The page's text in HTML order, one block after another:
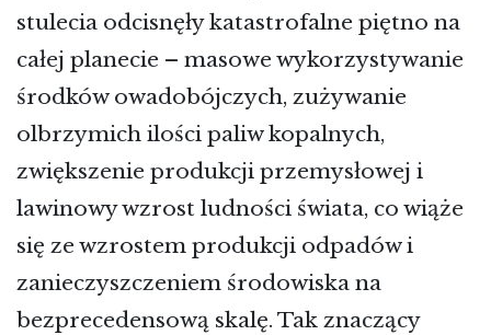
stulecia odcisnęły katastrofalne piętno na
całej planecie – masowe wykorzystywanie
środków owadobójczych, zużywanie
olbrzymich ilości paliw kopalnych,
zwiększenie produkcji przemysłowej i
lawinowy wzrost ludności świata, co wiąże
się ze wzrostem produkcji odpadów i
zanieczyszczeniem środowiska na
bezprecedensową skalę. Tak znaczący